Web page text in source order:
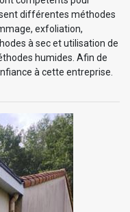
différentes méthodes
exfoliation,
à sec et utilisation de
humides. Afin de
à cette entreprise.